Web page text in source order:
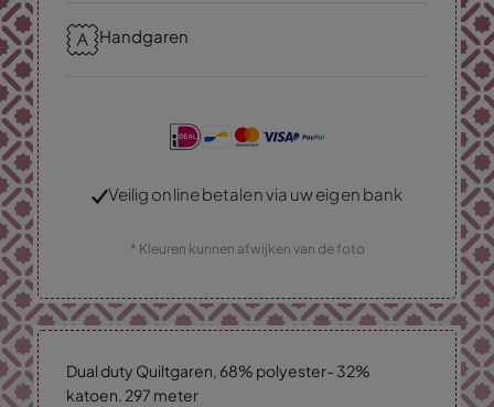
Handgaren
Veilig online betalen via uw eigen bank
* Kleuren kunnen afwijken van de foto
Dual duty Quiltgaren, 68% polyester- 32%
katoen. 297 meter